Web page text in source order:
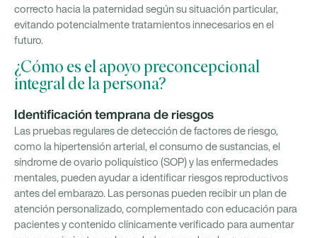
correcto hacia la paternidad según su situación particular,
evitando potencialmente tratamientos innecesarios en el
futuro.
¿Cómo es el apoyo preconcepcional
integral de la persona?
Identificación temprana de riesgos
Las pruebas regulares de detección de factores de riesgo,
como la hipertensión arterial, el consumo de sustancias, el
síndrome de ovario poliquístico (SOP) y las enfermedades
mentales, pueden ayudar a identificar riesgos reproductivos
antes del embarazo. Las personas pueden recibir un plan de
atención personalizado, complementado con educación para
pacientes y contenido clínicamente verificado para aumentar